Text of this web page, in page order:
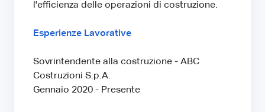
l'efficienza delle operazioni di costruzione.
Esperienze Lavorative
Sovrintendente alla costruzione - ABC
Costruzioni S.p.A.
Gennaio 2020 - Presente